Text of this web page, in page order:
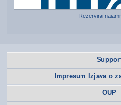
Rezerviraj
Impresum Izjava o
OUP